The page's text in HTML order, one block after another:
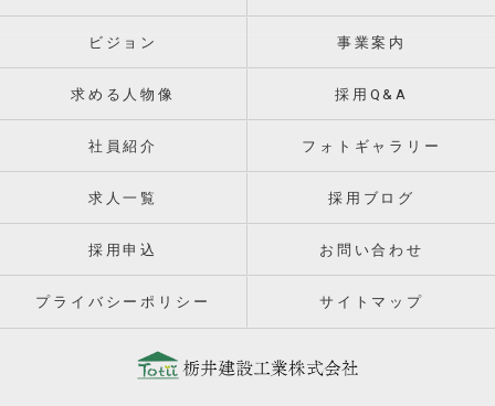
ビジョン 事業案内
求める人物像 採用Q&A
社員紹介 フォトギャラリー
求人一覧 採用ブログ
採用申込 お問い合わせ
プライバシーポリシー サイトマップ